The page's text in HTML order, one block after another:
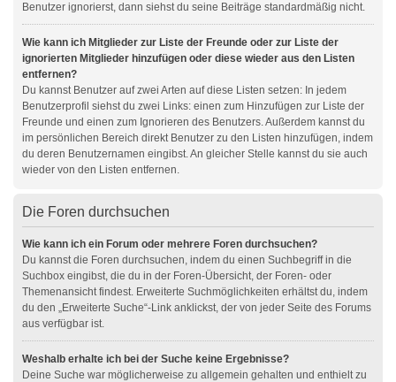
Benutzer ignorierst, dann siehst du seine Beiträge standardmäßig nicht.
Wie kann ich Mitglieder zur Liste der Freunde oder zur Liste der
ignorierten Mitglieder hinzufügen oder diese wieder aus den Listen
entfernen?
Du kannst Benutzer auf zwei Arten auf diese Listen setzen: In jedem
Benutzerprofil siehst du zwei Links: einen zum Hinzufügen zur Liste der
Freunde und einen zum Ignorieren des Benutzers. Außerdem kannst du
im persönlichen Bereich direkt Benutzer zu den Listen hinzufügen, indem
du deren Benutzernamen eingibst. An gleicher Stelle kannst du sie auch
wieder von den Listen entfernen.
Die Foren durchsuchen
Wie kann ich ein Forum oder mehrere Foren durchsuchen?
Du kannst die Foren durchsuchen, indem du einen Suchbegriff in die
Suchbox eingibst, die du in der Foren-Übersicht, der Foren- oder
Themenansicht findest. Erweiterte Suchmöglichkeiten erhältst du, indem
du den „Erweiterte Suche“-Link anklickst, der von jeder Seite des Forums
aus verfügbar ist.
Weshalb erhalte ich bei der Suche keine Ergebnisse?
Deine Suche war möglicherweise zu allgemein gehalten und enthielt zu